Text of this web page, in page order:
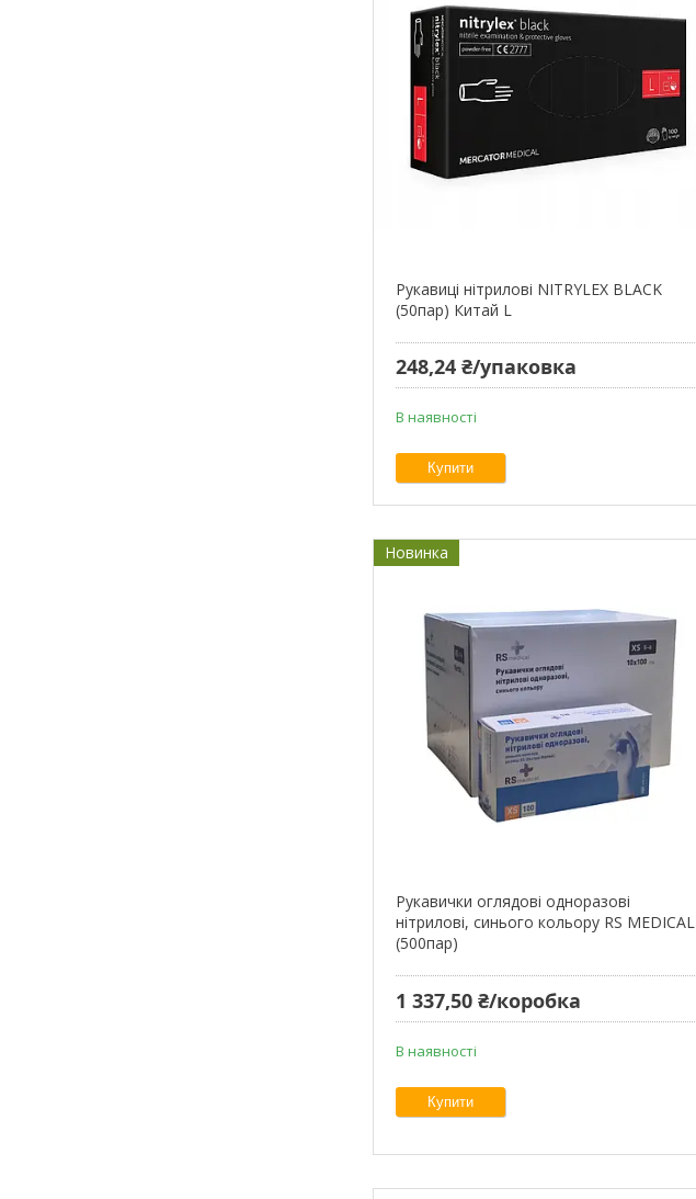
Рукавиці нітрилові NITRYLEX BLACK
(50пар) Китай L
248,24 ₴/упаковка
В наявності
Купити
Новинка
Рукавички оглядові одноразові
нітрилові, синього кольору RS MEDICAL
(500пар)
1 337,50 ₴/коробка
В наявності
Купити